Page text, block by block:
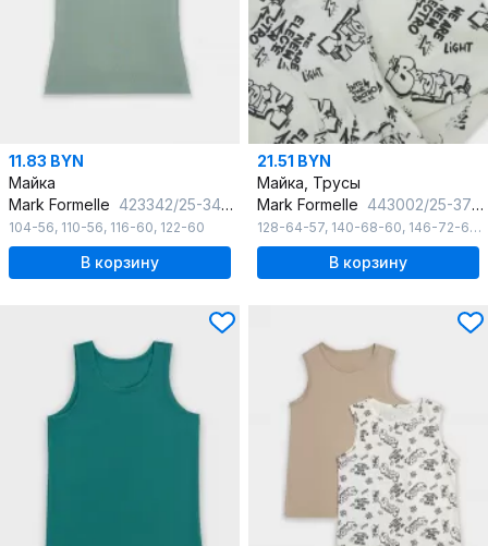
11.83 BYN
Майка
Mark Formelle 423342/25-34737Ц-1 зеленый_лед
104-56, 110-56, 116-60, 122-60
В корзину
21.51 BYN
Майка, Трусы
Mark Formelle 443002/25-37067ПП-0 граффити_на_молочном
128-64-57, 140-68-60, 146-72-63 ,
В корзину